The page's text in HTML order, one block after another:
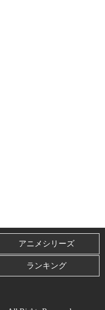
アニメシリーズ
ランキング